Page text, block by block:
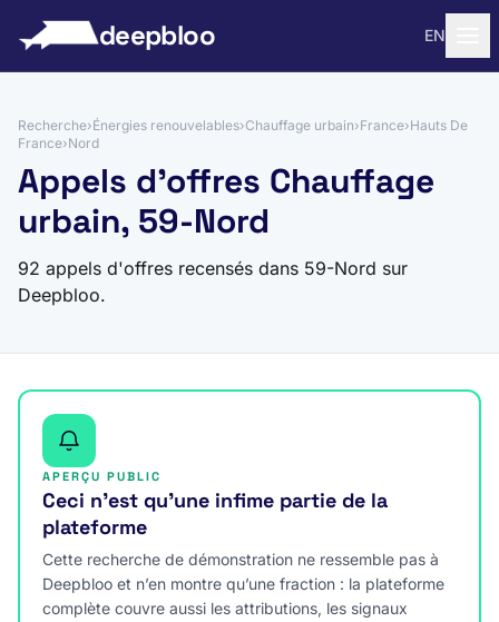
deepbloo EN
Recherche›Énergies renouvelables›Chauffage urbain›France›Hauts De
France›Nord
Appels d'offres Chauffage
urbain, 59-Nord
92 appels d'offres recensés dans 59-Nord sur
Deepbloo.
APERÇU PUBLIC
Ceci n’est qu’une infime partie de la
plateforme
Cette recherche de démonstration ne ressemble pas à
Deepbloo et n’en montre qu’une fraction : la plateforme
complète couvre aussi les attributions, les signaux